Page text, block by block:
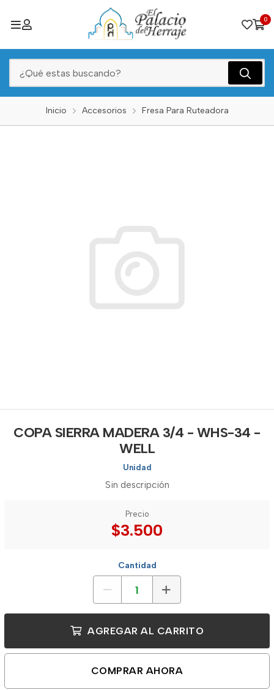
0
Inicio Accesorios Fresa Para Ruteadora
COPA SIERRA MADERA 3/4 - WHS-34 -
WELL
Unidad
Sin descripción
Precio
$3.500
Cantidad
AGREGAR AL CARRITO
COMPRAR AHORA